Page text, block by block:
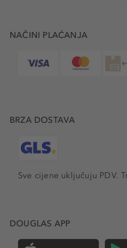
NAČINI PLAĆANJA
BRZA DOSTAVA
Sve cijene uključuju PDV.
DOUGLAS APP